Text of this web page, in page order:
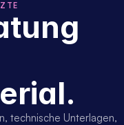
technische Unterlagen,